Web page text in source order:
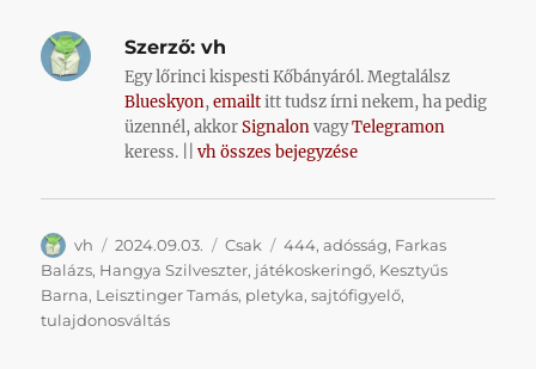
Szerző: vh
Egy lőrinci kispesti Kőbányáról. Megtalálsz
Blueskyon,emailtitt tudsz írni nekem, ha pedig
üzennél, akkorSignalonvagyTelegramon
keress. ||vh összes bejegyzése
Szerző
vh Közzétéve
2024.09.03. Kategória
Csak Címke
444,adósság, Farkas
Balázs, Hangya Szilveszter, játékoskeringő, Kesztyűs
Barna, Leisztinger Tamás, pletyka,sajtófigyelő,
tulajdonosváltás